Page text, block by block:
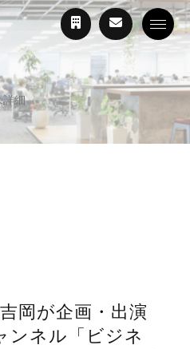
詳細
岡が企画・出演
ンネル「ビジネ